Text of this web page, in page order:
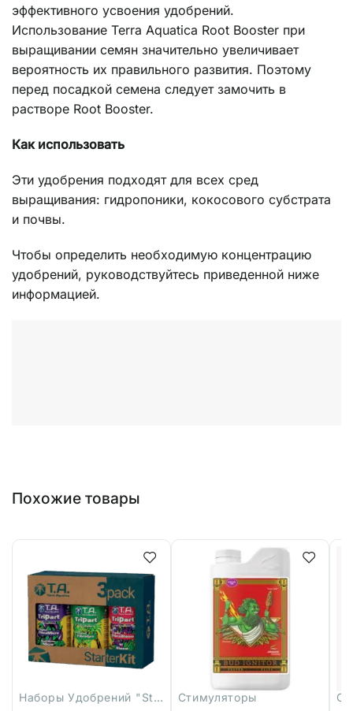
эффективного усвоения удобрений.
Использование Terra Aquatica Root Booster при
выращивании семян значительно увеличивает
вероятность их правильного развития. Поэтому
перед посадкой семена следует замочить в
растворе Root Booster.
Как использовать
Эти удобрения подходят для всех сред
выращивания: гидропоники, кокосового субстрата
и почвы.
Чтобы определить необходимую концентрацию
удобрений, руководствуйтесь приведенной ниже
информацией.
Похожие товары
Наборы Удобрений "Starter"
Стимуляторы